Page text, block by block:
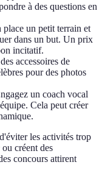
à des questions en
place un petit terrain et
dans un but. Un prix
incitatif.
accessoires de
pour des photos
un coach vocal
Cela peut créer
les activités trop
créent des
concours attirent